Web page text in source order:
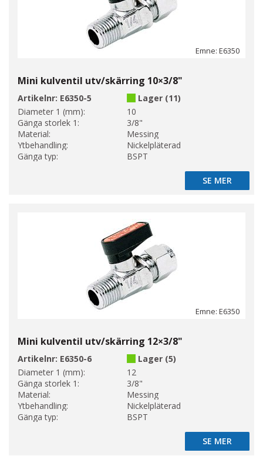
Emne: E6350
Mini kulventil utv/skärring 10×3/8"
Artikelnr: E6350-5
Lager (11)
Diameter 1 (mm):
10
Gänga storlek 1:
3/8"
Material:
Messing
Ytbehandling:
Nickelpläterad
Gänga typ:
BSPT
SE MER
SE MER
Emne: E6350
Mini kulventil utv/skärring 12×3/8"
Artikelnr: E6350-6
Lager (5)
Diameter 1 (mm):
12
Gänga storlek 1:
3/8"
Material:
Messing
Ytbehandling:
Nickelpläterad
Gänga typ:
BSPT
SE MER
SE MER